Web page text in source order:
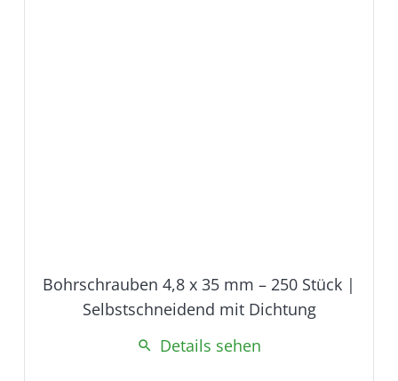
Bohrschrauben 4,8 x 35 mm – 250 Stück |
Selbstschneidend mit Dichtung
search Details sehen